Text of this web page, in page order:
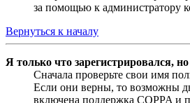
за помощью к администратору
Вернуться к началу
Я только что зарегистрировался,
Сначала проверьте свои имя
Если они верны, то возможны
включена поддержка COPPA и